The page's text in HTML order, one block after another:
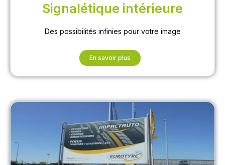
Signalétique intérieure
Des possibilités infinies pour votre image
En savoir plus